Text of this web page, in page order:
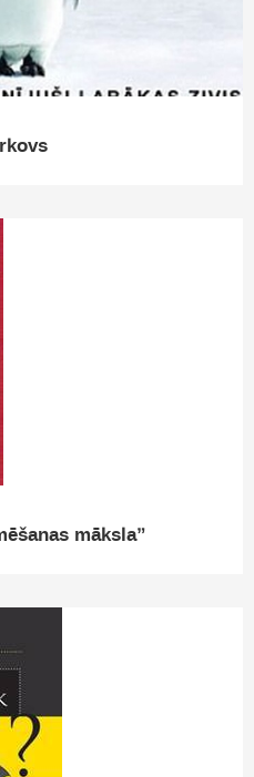
māksla”